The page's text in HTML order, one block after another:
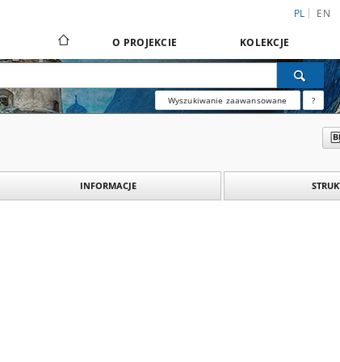
PL EN
O PROJEKCIE KOLEKCJE
Wyszukiwanie zaawansowane ?
INFORMACJE